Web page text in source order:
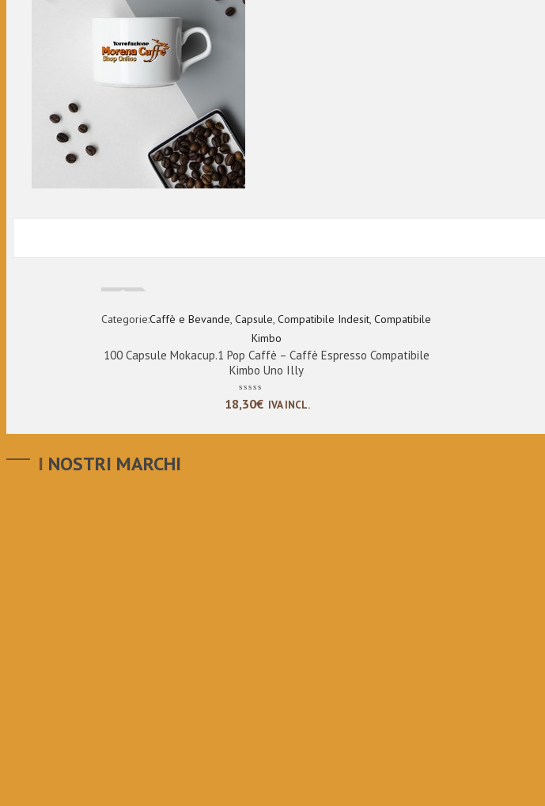
Esaurito
Categorie:Caffè e Bevande, Capsule, Compatibile Indesit, Compatibile
Kimbo
100 Capsule Mokacup.1 Pop Caffè – Caffè Espresso Compatibile
Kimbo Uno Illy
18,30€ IVA INCL.
I NOSTRI MARCHI